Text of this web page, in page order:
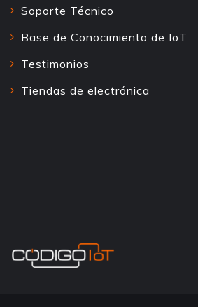
Soporte Técnico
Base de Conocimiento de IoT
Testimonios
Tiendas de electrónica